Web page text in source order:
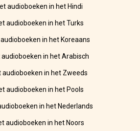
audioboeken in het Hindi
audioboeken in het Turks
in het Koreaans
audioboeken in het Arabisch
audioboeken in het Zweeds
audioboeken in het Pools
in het Nederlands
audioboeken in het Noors